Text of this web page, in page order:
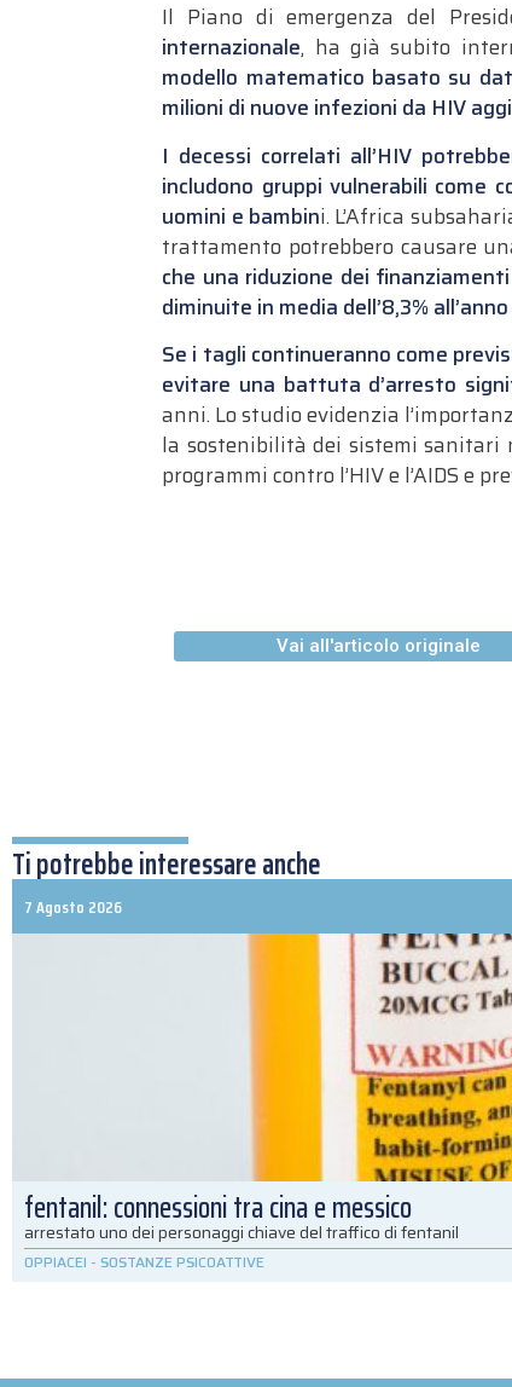
Il Piano di emergenza del
internazionale, ha già subito
modello matematico basato su
milioni di nuove infezioni da HIV
I decessi correlati all’HIV
includono gruppi vulnerabili come
uomini e bambini. L’Africa
trattamento potrebbero causare
che una riduzione dei
diminuite in media dell’8,3%
Se i tagli continueranno come
evitare una battuta d’arresto
anni. Lo studio evidenzia
la sostenibilità dei sistemi sanitari
programmi contro l’HIVe l’AIDS e
Vai all'articolo originale
Ti potrebbe interessare anche
7 Agosto 2026
fentanil: connessioni tra cina e messico
arrestato uno dei personaggi chiave del traffico di fentanil
OPPIACEI - SOSTANZE PSICOATTIVE